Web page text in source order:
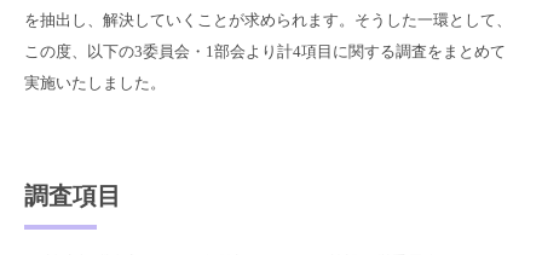
を抽出し、解決していくことが求められます。そうした一環として、
この度、以下の3委員会・1部会より計4項目に関する調査をまとめて
実施いたしました。
調査項目